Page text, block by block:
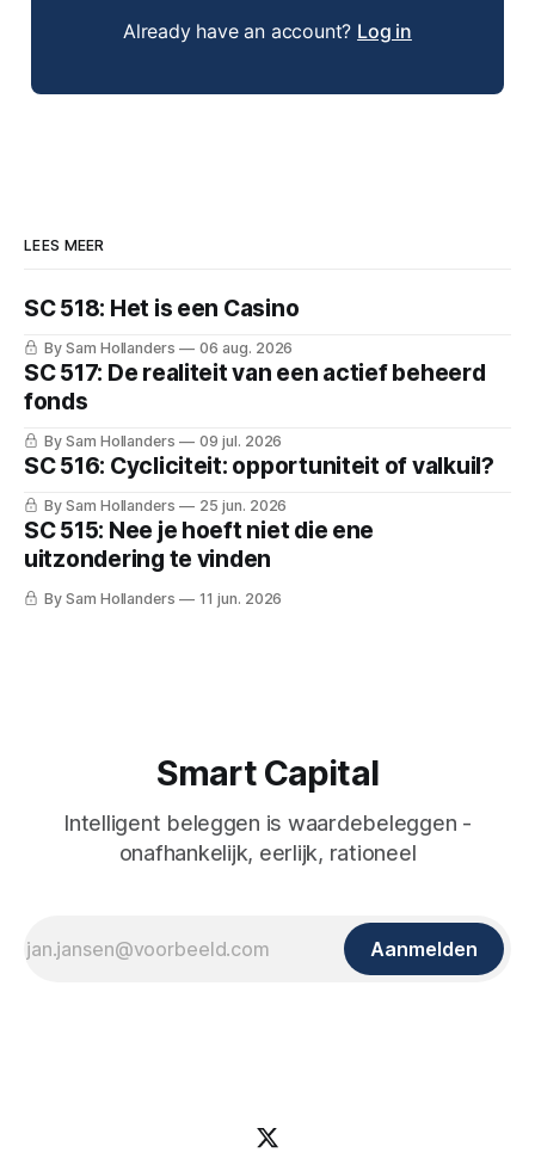
Already have an account? Log in
LEES MEER
SC 518: Het is een Casino
By Sam Hollanders 06 aug. 2026
SC 517: De realiteit van een actief beheerd
fonds
By Sam Hollanders 09 jul. 2026
SC 516: Cycliciteit: opportuniteit of valkuil?
By Sam Hollanders 25 jun. 2026
SC 515: Nee je hoeft niet die ene
uitzondering te vinden
By Sam Hollanders 11 jun. 2026
Smart Capital
Intelligent beleggen is waardebeleggen -
onafhankelijk, eerlijk, rationeel
Aanmelden